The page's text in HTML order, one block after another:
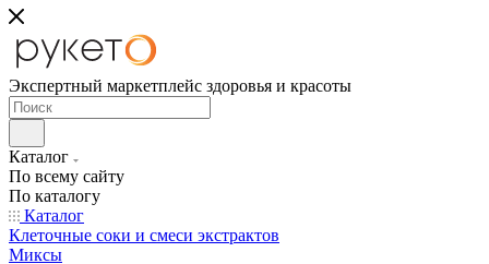
Экспертный маркетплейс здоровья и красоты
Каталог
По всему сайту
По каталогу
Каталог
Клеточные соки и смеси экстрактов
Миксы